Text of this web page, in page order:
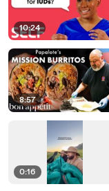
10:24
8:57
0:16